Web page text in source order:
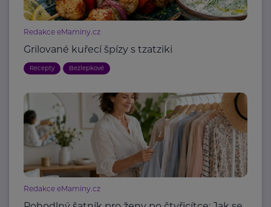
Redakce eMaminy.cz
Grilované kuřecí špízy s tzatziki
Recepty Bezlepkové
Redakce eMaminy.cz